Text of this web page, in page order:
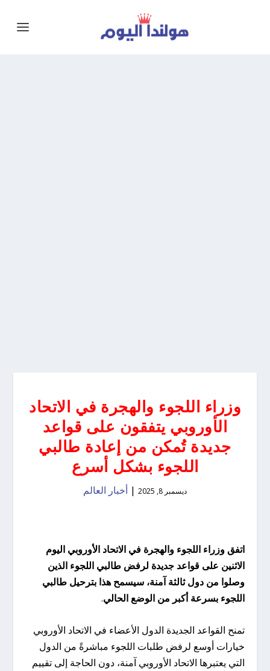
وزراء اللجوء والهجرة في الاتحاد
الأوروبي يتفقون على قواعد
جديدة تُمكن من إعادة طالبي
اللجوء بشكل أسرع
ديسمبر 8, 2025 | أخبار العالم
اتفق وزراء اللجوء والهجرة في الاتحاد الأوروبي اليوم
الاثنين على قواعد جديدة لرفض طالبي اللجوء الذين
وصلوا من دول ثالثة آمنة، سيسمح هذا بترحيل طالبي
اللجوء بسرعة أكبر من الوضع الحالي.
تمنح القواعد الجديدة الدول الأعضاء في الاتحاد الأوروبي
خيارات أوسع لرفض طلبات اللجوء مباشرةً من الدول
التي يعتبرها الاتحاد الأوروبي آمنة، دون الحاجة إلى تقييم